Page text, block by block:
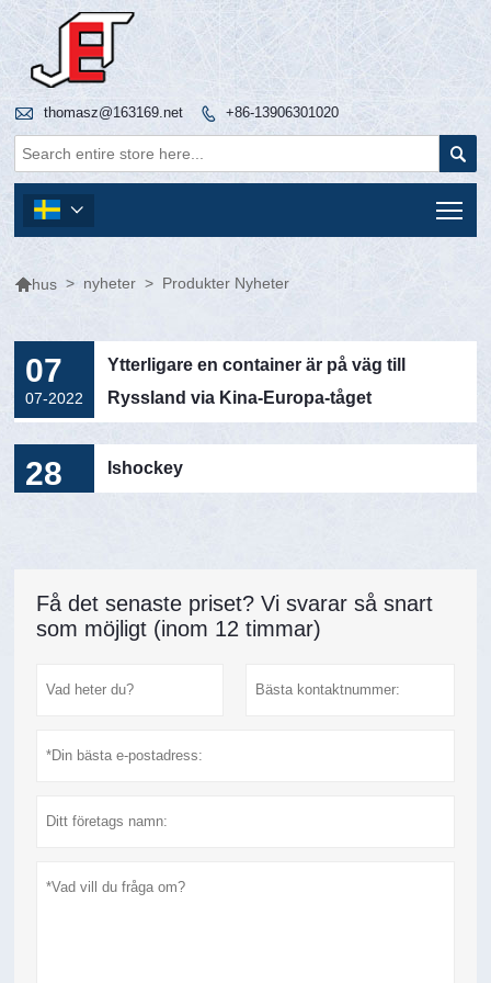
 thomasz@163169.net  +86-13906301020


hus > nyheter > Produkter Nyheter
07
07-2022
Ytterligare en container är på väg till
Ryssland via Kina-Europa-tåget
28 Ishockey
Få det senaste priset? Vi svarar så snart
som möjligt (inom 12 timmar)